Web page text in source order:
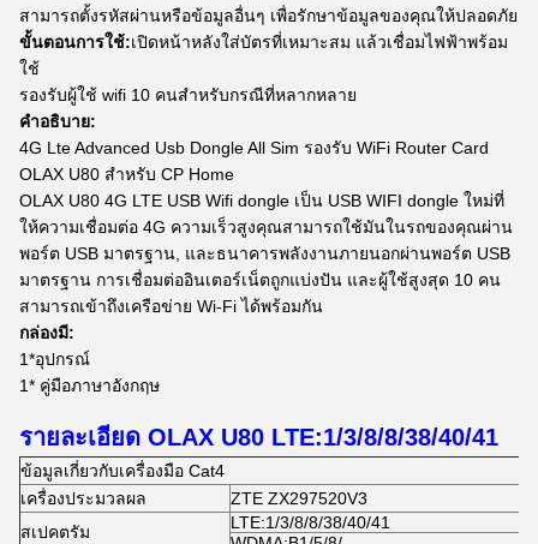
สามารถตั้งรหัสผ่านหรือข้อมูลอื่นๆ เพื่อรักษาข้อมูลของคุณให้ปลอดภัย
ขั้นตอนการใช้:เปิดหน้าหลังใส่บัตรที่เหมาะสม แล้วเชื่อมไฟฟ้าพร้อม
ใช้
รองรับผู้ใช้ wifi 10 คนสําหรับกรณีที่หลากหลาย
คําอธิบาย:
4G Lte Advanced Usb Dongle All Sim รองรับ WiFi Router Card
OLAX U80 สําหรับ CP Home
OLAX U80 4G LTE USB Wifi dongle เป็น USB WIFI dongle ใหม่ที่
ให้ความเชื่อมต่อ 4G ความเร็วสูงคุณสามารถใช้มันในรถของคุณผ่าน
พอร์ต USB มาตรฐาน, และธนาคารพลังงานภายนอกผ่านพอร์ต USB
มาตรฐาน การเชื่อมต่ออินเตอร์เน็ตถูกแบ่งปัน และผู้ใช้สูงสุด 10 คน
สามารถเข้าถึงเครือข่าย Wi-Fi ได้พร้อมกัน
กล่องมี:
1*อุปกรณ์
1* คู่มือภาษาอังกฤษ
รายละเอียด OLAX U80 LTE:1/3/8/8/38/40/41
ข้อมูลเกี่ยวกับเครื่องมือ Cat4
เครื่องประมวลผล
ZTE ZX297520V3
สเปคตรัม
LTE:1/3/8/8/38/40/41